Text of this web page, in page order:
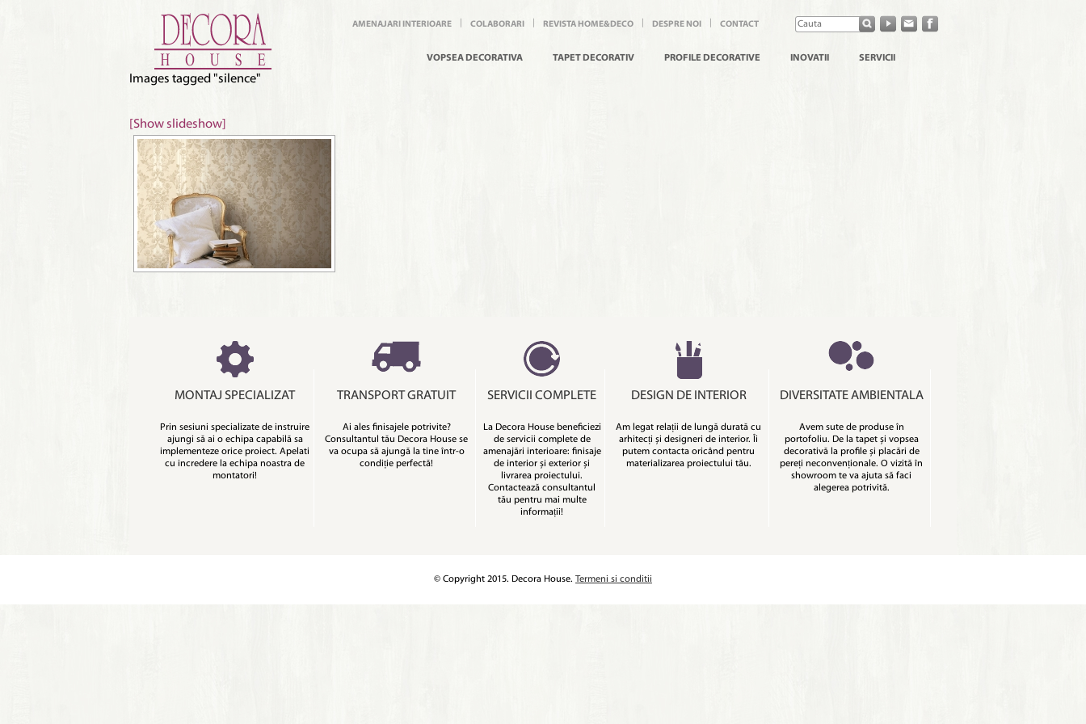
AMENAJARI INTERIOARE COLABORARI REVISTA HOME&DECO DESPRE NOI CONTACT
VOPSEA DECORATIVA TAPET DECORATIV PROFILE DECORATIVE INOVATII SERVICII
Images tagged "silence"
[Show slideshow]
MONTAJ SPECIALIZAT
Prin sesiuni specializate de instruire
ajungi să ai o echipa capabilă sa
implementeze orice proiect. Apelati
cu incredere la echipa noastra de
montatori!
TRANSPORT GRATUIT
Ai ales finisajele potrivite?
Consultantul tău Decora House se
va ocupa să ajungă la tine într-o
condiție perfectă!
SERVICII COMPLETE
La Decora House beneficiezi
de servicii complete de
amenajări interioare: finisaje
de interior și exterior și
livrarea proiectului.
Contactează consultantul
tău pentru mai multe
informații!
DESIGN DE INTERIOR
Am legat relații de lungă durată cu
arhitecți și designeri de interior. Îi
putem contacta oricând pentru
materializarea proiectului tău.
DIVERSITATE AMBIENTALA
Avem sute de produse în
portofoliu. De la tapet și vopsea
decorativă la profile și placări de
pereți neconvenționale. O vizită în
showroom te va ajuta să faci
alegerea potrivită.
© Copyright 2015. Decora House. Termeni si conditii